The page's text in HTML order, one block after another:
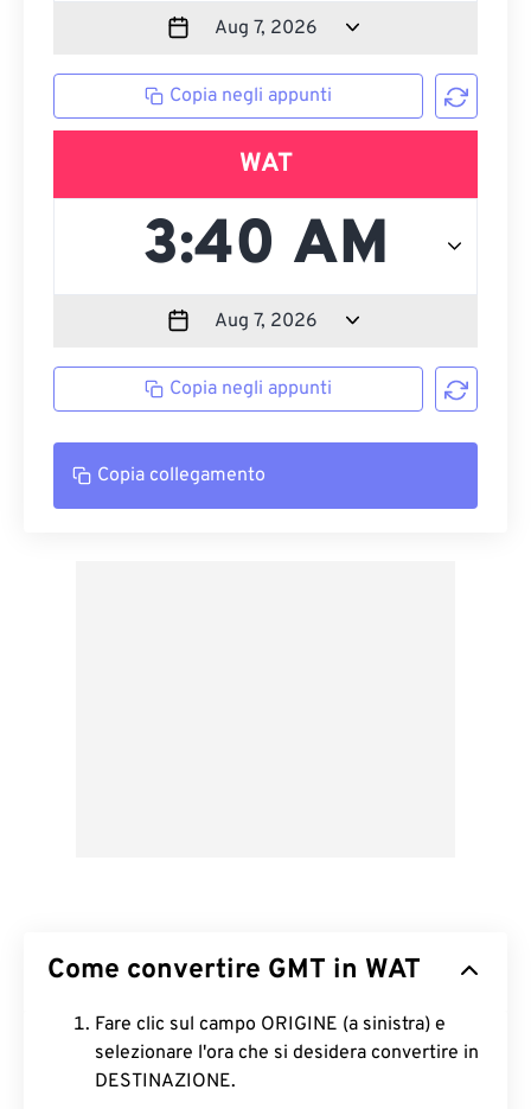
Copia negli appunti
WAT
Copia negli appunti
Copia collegamento
Come convertire GMT in WAT
Fare clic sul campo ORIGINE (a sinistra) e
selezionare l'ora che si desidera convertire in
DESTINAZIONE.